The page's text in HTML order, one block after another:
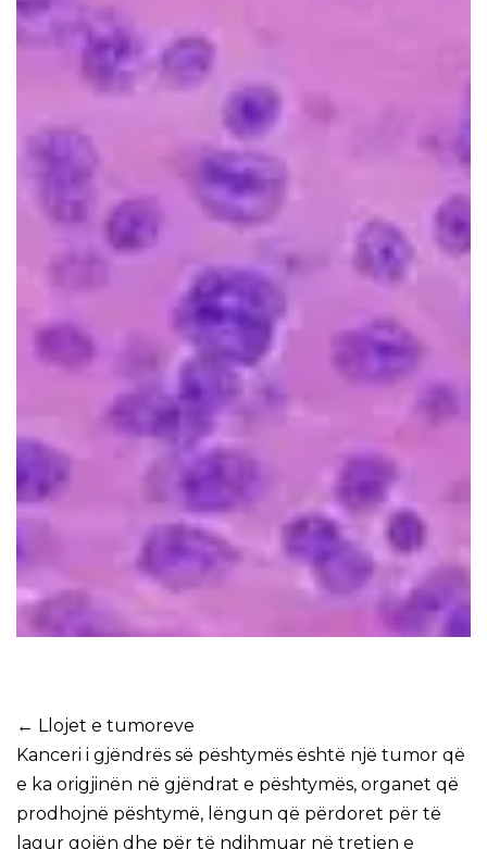
← Llojet e tumoreve
Kanceri i gjëndrës së pështymës është një tumor që
e ka origjinën në gjëndrat e pështymës, organet që
prodhojnë pështymë, lëngun që përdoret për të
lagur gojën dhe për të ndihmuar në tretjen e